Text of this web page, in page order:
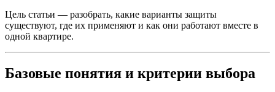
Цель статьи — разобрать, какие варианты защиты
существуют, где их применяют и как они работают вместе в
одной квартире.
Базовые понятия и критерии выбора